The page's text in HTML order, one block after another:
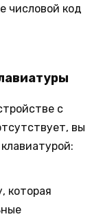
числовой код
с
вы
которая